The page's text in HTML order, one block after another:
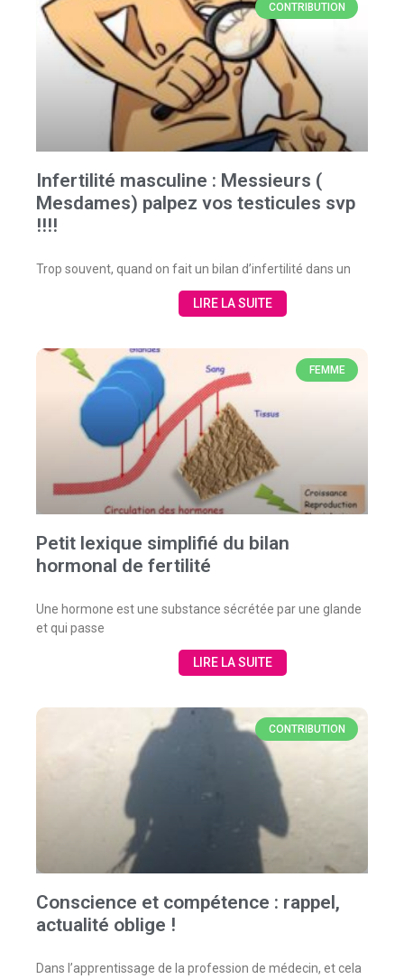
CONTRIBUTION
Infertilité masculine : Messieurs (
Mesdames) palpez vos testicules svp
!!!!
Trop souvent, quand on fait un bilan d’infertilité dans un
LIRE LA SUITE
FEMME
Petit lexique simplifié du bilan
hormonal de fertilité
Une hormone est une substance sécrétée par une glande
et qui passe
LIRE LA SUITE
CONTRIBUTION
Conscience et compétence : rappel,
actualité oblige !
Dans l’apprentissage de la profession de médecin, et cela